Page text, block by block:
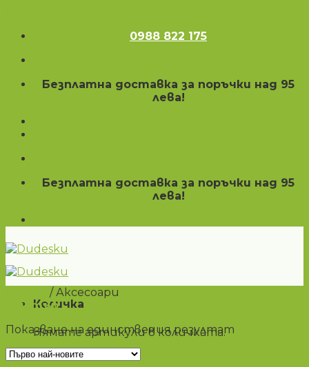
0988 822 175
Безплатна доставка за поръчки над 95
лева!
Безплатна доставка за поръчки над 95
лева!
Количка
Нямате артикули в количката.
0988822175
/Аксесоари
Филтър
Показване на единствения резултат